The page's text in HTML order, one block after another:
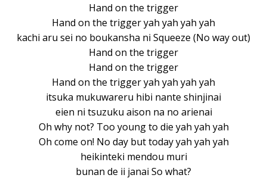
Hand on the trigger
Hand on the trigger yah yah yah yah
kachi aru sei no boukansha ni Squeeze (No way out)
Hand on the trigger
Hand on the trigger
Hand on the trigger yah yah yah yah
itsuka mukuwareru hibi nante shinjinai
eien ni tsuzuku aison na no arienai
Oh why not? Too young to die yah yah yah
Oh come on! No day but today yah yah yah
heikinteki mendou muri
bunan de ii janai So what?